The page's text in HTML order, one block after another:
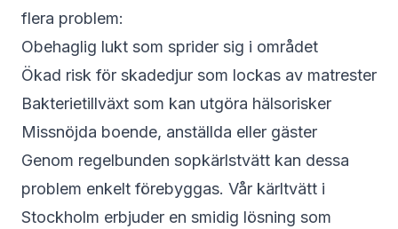
flera problem:
Obehaglig lukt som sprider sig i området
Ökad risk för skadedjur som lockas av matrester
Bakterietillväxt som kan utgöra hälsorisker
Missnöjda boende, anställda eller gäster
Genom regelbunden sopkärlstvätt kan dessa
problem enkelt förebyggas. Vår kärltvätt i
Stockholm erbjuder en smidig lösning som